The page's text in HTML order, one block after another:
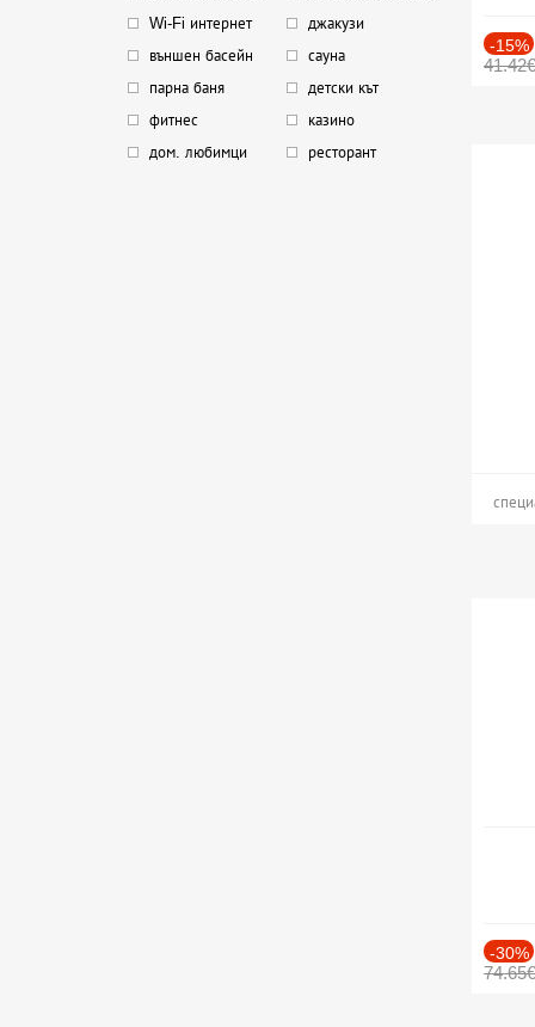
Wi-Fi интернет
джакузи
външен басейн
сауна
парна баня
детски кът
фитнес
казино
дом. любимци
ресторант
-15%
41.42€
-30%
74.65€